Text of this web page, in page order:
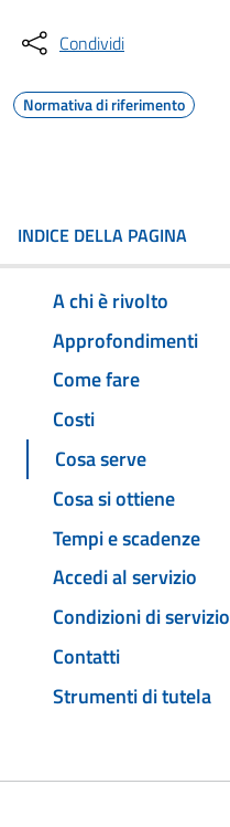
Condividi
Normativa di riferimento
INDICE DELLA PAGINA
A chi è rivolto
Approfondimenti
Come fare
Costi
Cosa serve
Cosa si ottiene
Tempi e scadenze
Accedi al servizio
Condizioni di servizio
Contatti
Strumenti di tutela